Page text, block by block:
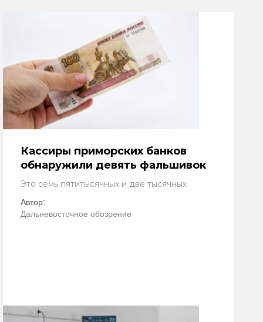
Кассиры приморских банков
обнаружили девять фальшивок
Это семь пятитысячных и две тысячных
Автор:
Дальневосточное обозрение